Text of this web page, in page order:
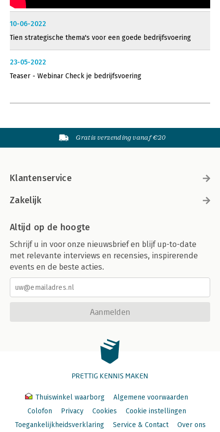
10-06-2022
Tien strategische thema's voor een goede bedrijfsvoering
23-05-2022
Teaser - Webinar Check je bedrijfsvoering
Gratis verzending vanaf €20
Klantenservice
Zakelijk
Altijd op de hoogte
Schrijf u in voor onze nieuwsbrief en blijf up-to-date
met relevante interviews en recensies, inspirerende
events en de beste acties.
Aanmelden
PRETTIG KENNIS MAKEN
Thuiswinkel waarborg
Algemene voorwaarden
Colofon
Privacy Cookies
Cookie instellingen
Toegankelijkheidsverklaring
Service & Contact Over ons